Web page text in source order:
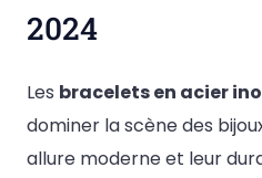
2024
Les bracelets en acier
dominer la scène des
allure moderne et leur